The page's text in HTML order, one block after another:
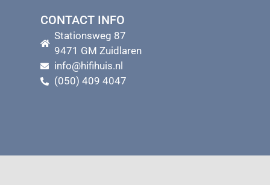
CONTACT INFO
Stationsweg 87
9471 GM Zuidlaren
info@hifihuis.nl
(050) 409 4047